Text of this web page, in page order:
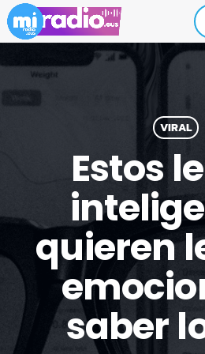
VIRAL
Estos
quieren
saber